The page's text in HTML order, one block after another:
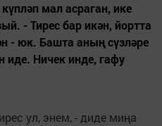
мал асраган, ике
- Тирес бар икән, йортта
- юк. Башта аның сүзләре
иде. Ничек инде, гафу
ул, энем, - диде миңа